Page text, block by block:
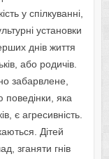
у спілкуванні,
установки
днів життя
або родичів.
забарвлене,
поведінки, яка
є агресивність.
Дітей
зганяти гнів